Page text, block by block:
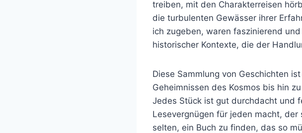
treiben, mit den Charakterreisen
die turbulenten Gewässer ihrer
ich zugeben, waren faszinierend
historischer Kontexte, die der
Diese Sammlung von Geschichten
Geheimnissen des Kosmos bis hin
Jedes Stück ist gut durchdacht und
Lesevergnügen für jeden macht,
selten, ein Buch zu finden, das so